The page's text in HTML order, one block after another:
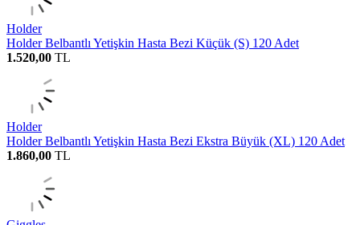
Holder
Holder Belbantlı Yetişkin Hasta Bezi Küçük (S) 120 Adet
1.520,00 TL
Holder
Holder Belbantlı Yetişkin Hasta Bezi Ekstra Büyük (XL) 120 Adet
1.860,00 TL